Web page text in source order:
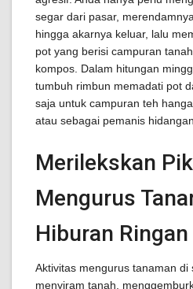
segar dari pasar,
hingga akarnya keluar, lalu
pot yang berisi campuran
kompos. Dalam hitungan
tumbuh rimbun memadati pot
saja untuk campuran teh
atau sebagai pemanis
Merilekskan
Mengurus
Hiburan Ringan
Aktivitas mengurus tanaman di
menyiram tanah,